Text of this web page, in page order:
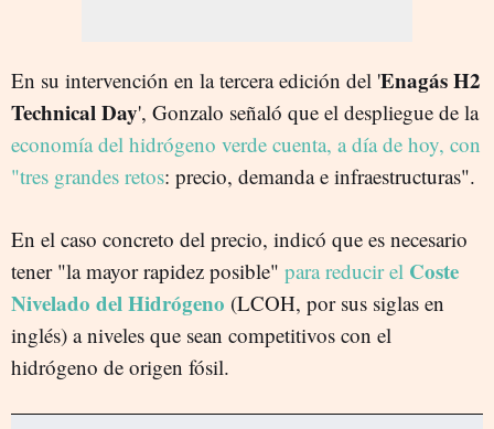
En su intervención en la tercera edición del 'Enagás H2
Technical Day', Gonzalo señaló que el despliegue de la
economía del hidrógeno verde cuenta, a día de hoy, con
"tres grandes retos: precio, demanda e infraestructuras".
En el caso concreto del precio, indicó que es necesario
tener "la mayor rapidez posible" para reducir el Coste
Nivelado del Hidrógeno (LCOH, por sus siglas en
inglés) a niveles que sean competitivos con el
hidrógeno de origen fósil.